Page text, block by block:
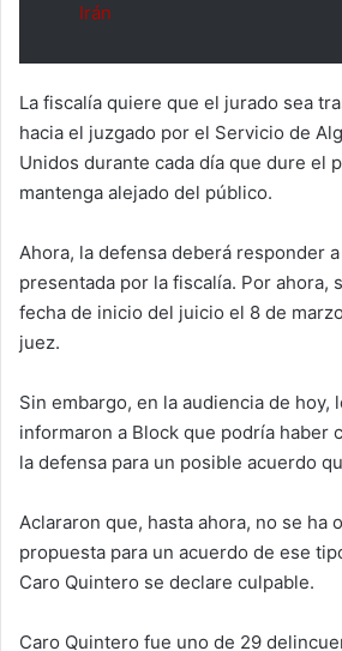
Irán
La fiscalía quiere que el jurado sea
hacia el juzgado por el Servicio de
Unidos durante cada día que dure el
mantenga alejado del público.
Ahora, la defensa deberá responder
presentada por la fiscalía. Por ahora,
fecha de inicio del juicio el 8 de
juez.
Sin embargo, en la audiencia de hoy,
informaron a Block que podría haber
la defensa para un posible acuerdo
Aclararon que, hasta ahora, no se ha
propuesta para un acuerdo de ese
Caro Quintero se declare culpable.
Caro Quintero fue uno de 29